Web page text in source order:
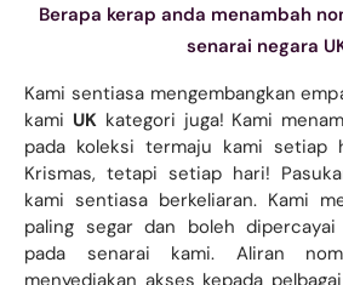
Berapa kerap anda menambah
senarai negara
Kami sentiasa mengembangkan
kami UKkategori juga! Kami
pada koleksi termaju kami setiap
Krismas, tetapi setiap hari!
kami sentiasa berkeliaran. Kami
paling segar dan boleh
pada senarai kami. Aliran
menyediakan akses kepada